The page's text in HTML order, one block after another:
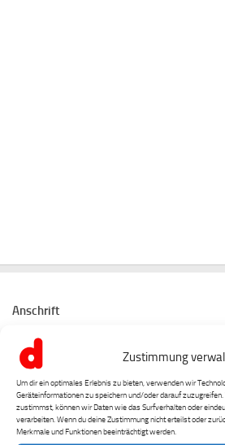
Zustimmung
Um dir ein optimales Erlebnis zu bieten, verwenden wir
Geräteinformationen zu speichern und/oder darauf
zustimmst, können wir Daten wie das Surfverhalten oder
verarbeiten. Wenn du deine Zustimmung nicht erteilst oder
Merkmale und Funktionen beeinträchtigt werden.
Anschrift
Tanz- und Musikschule dezibel
Hauptstraße 43
55743 Idar-Oberstein
06781-6661445
0176-43499773